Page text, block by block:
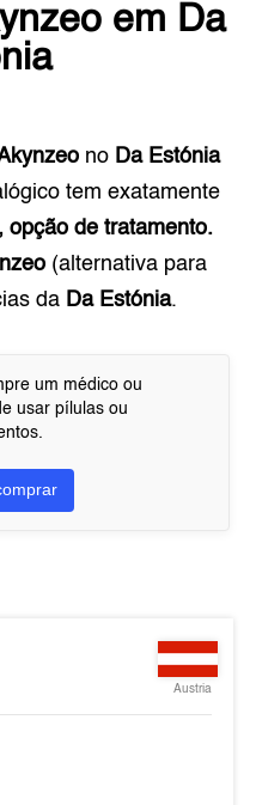
em Da
no Da Estónia
tem exatamente
opção de tratamento.
(alternativa para
da Da Estónia.
um médico ou
usar pílulas ou
Austria